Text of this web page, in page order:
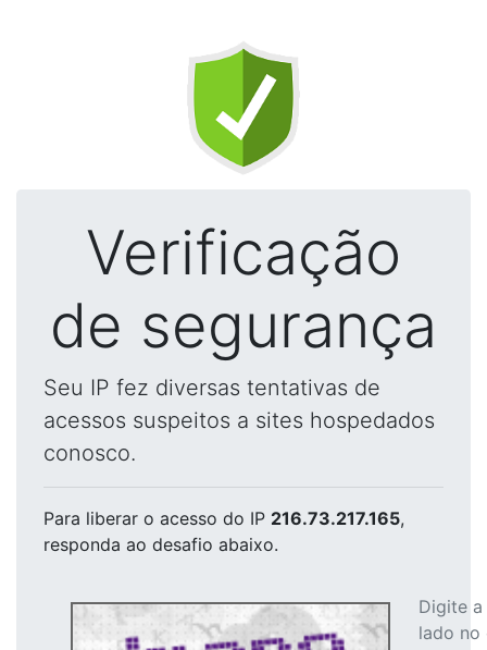
Verificação
de segurança
Seu IP fez diversas tentativas de
acessos suspeitos a sites hospedados
conosco.
Para liberar o acesso do IP 216.73.217.165,
responda ao desafio abaixo.
Digite
lado no